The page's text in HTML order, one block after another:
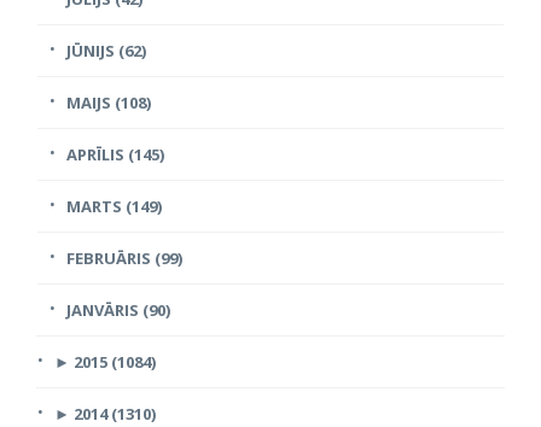
JŪNIJS (62)
MAIJS (108)
APRĪLIS (145)
MARTS (149)
FEBRUĀRIS (99)
JANVĀRIS (90)
► 2015 (1084)
► 2014 (1310)